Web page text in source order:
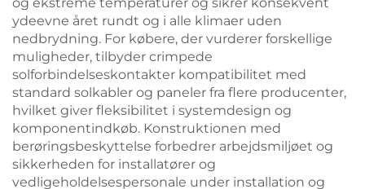
ydeevne året rundt og i alle klimaer uden
nedbrydning. For købere, der vurderer forskellige
muligheder, tilbyder crimpede
solforbindelseskontakter kompatibilitet med
standard solkabler og paneler fra flere producenter,
hvilket giver fleksibilitet i systemdesign og
komponentindkøb. Konstruktionen med
berøringsbeskyttelse forbedrer arbejdsmiljøet og
sikkerheden for installatører og
vedligeholdelsespersonale under installation og